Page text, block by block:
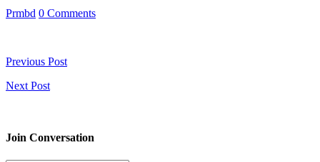
Prmbd 0 Comments
Previous Post
Next Post
Join Conversation